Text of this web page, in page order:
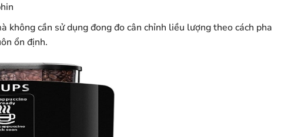
không cần sử dụng đong đo cân chỉnh liều lượng theo cách pha
ổn định.